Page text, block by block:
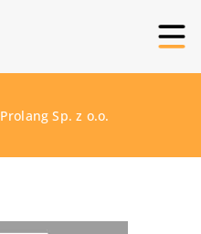
Prolang Sp. z o.o.